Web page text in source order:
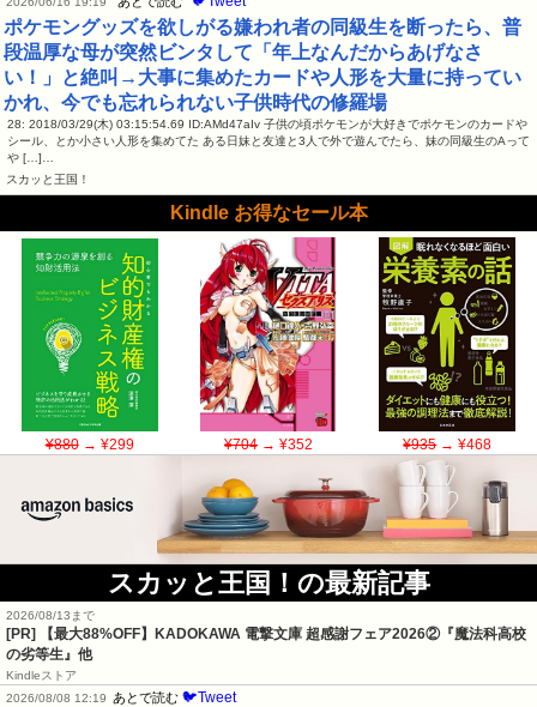
ポケモングッズを欲しがる嫌われ者の同級生を断ったら、普
段温厚な母が突然ビンタして「年上なんだからあげなさ
い！」と絶叫→大事に集めたカードや人形を大量に持ってい
かれ、今でも忘れられない子供時代の修羅場
28: 2018/03/29(木) 03:15:54.69 ID:AMd47aIv 子供の頃ポケモンが大好きでポケモンのカードや
シール、とか小さい人形を集めてた ある日妹と友達と3人で外で遊んでたら、妹の同級生のAって
や […]…
スカッと王国！
Kindle お得なセール本
¥880→ ¥299 ¥704→ ¥352 ¥935→ ¥468
スカッと王国！の最新記事
2026/08/13まで
[PR] 【最大88%OFF】KADOKAWA 電撃文庫 超感謝フェア2026②『魔法科高校
の劣等生』他
Kindleストア
2026/08/08 12:19
あとで読む 🐦Tweet